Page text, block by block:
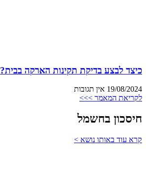
כיצד לבצע בדיקת תקינות הארקה בבית?
19/08/2024 אין תגובות
לקריאת המאמר >>>
חיסכון בחשמל
קרא עוד באותו נושא >